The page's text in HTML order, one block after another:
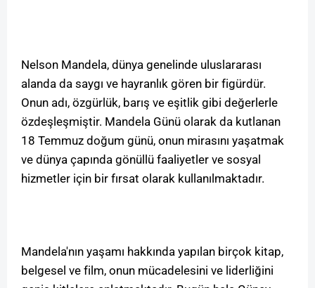
Nelson Mandela, dünya genelinde uluslararası
alanda da saygı ve hayranlık gören bir figürdür.
Onun adı, özgürlük, barış ve eşitlik gibi değerlerle
özdeşleşmiştir. Mandela Günü olarak da kutlanan
18 Temmuz doğum günü, onun mirasını yaşatmak
ve dünya çapında gönüllü faaliyetler ve sosyal
hizmetler için bir fırsat olarak kullanılmaktadır.
Mandela'nın yaşamı hakkında yapılan birçok kitap,
belgesel ve film, onun mücadelesini ve liderliğini